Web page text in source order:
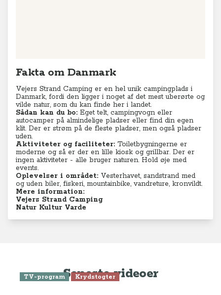
Fakta om Danmark
Vejers Strand Camping er en hel unik campingplads i
Danmark, fordi den ligger i noget af det mest uberørte og
vilde natur, som du kan finde her i landet.
Sådan kan du bo: Eget telt, campingvogn eller
autocamper på almindelige pladser eller find din egen
klit. Der er strøm på de fleste pladser, men også pladser
uden.
Aktiviteter og faciliteter: Toiletbygningerne er
moderne og så er der en lille kiosk og grillbar. Der er
ingen aktiviteter - alle bruger naturen. Hold øje med
events.
Oplevelser i området: Vesterhavet, sandstrand med
og uden biler, fiskeri, mountainbike, vandreture, kronvildt.
Mere information:
Vejers Strand Camping
Natur Kultur Varde
Seneste videoer
TV-program Krydstogter